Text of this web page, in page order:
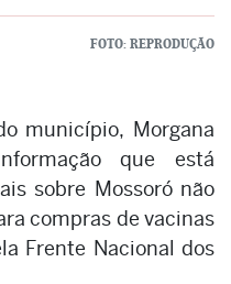
FOTO: REPRODUÇÃO
município, Morgana
que está
sobre Mossoró não
compras de vacinas
Frente Nacional dos